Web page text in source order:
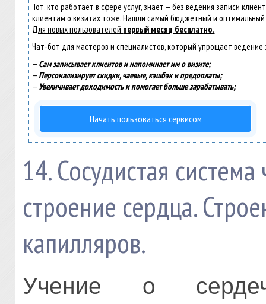
Тот, кто работает в сфере услуг, знает — без ведения записи
клиентам о визитах тоже. Нашли самый бюджетный и
Для новых пользователей первый месяц бесплатно.
Чат-бот для мастеров и специалистов, который упрощает ведение
— Сам записывает клиентов и напоминает им о визите;
—Персонализирует скидки, чаевые, кэшбэк и предоплаты;
— Увеличивает доходимость и помогает больше зарабатывать;
Начать пользоваться сервисом
14. Сосудистая
строение сердца.
капилляров.
Учение о